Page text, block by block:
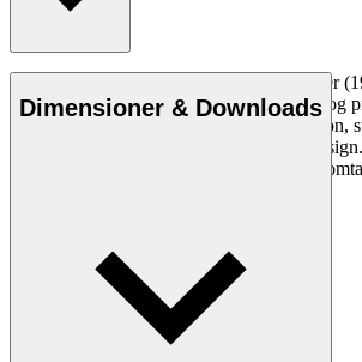
Den danske møbeldesigner Hans J. Wegner
at være en af de mest kreative, innovative og
nogensinde. Han var kendt for sin præcision,
håndværk og kompromisløse tilgang til
næsten 500 stole i sin levetid og blev ofte
Dimensioner & Downloads